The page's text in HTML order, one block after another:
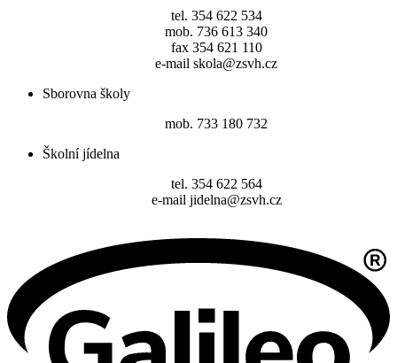
tel. 354 622 534
mob. 736 613 340
fax 354 621 110
e-mail skola@zsvh.cz
Sborovna školy
mob. 733 180 732
Školní jídelna
tel. 354 622 564
e-mail jidelna@zsvh.cz